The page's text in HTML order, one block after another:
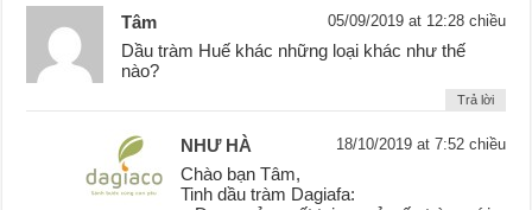
Tâm 05/09/2019 at 12:28 chiều
Dầu tràm Huế khác những loại khác như thế
nào?
Trả lời
NHƯ HÀ 18/10/2019 at 7:52 chiều
Chào bạn Tâm,
Tinh dầu tràm Dagiafa: